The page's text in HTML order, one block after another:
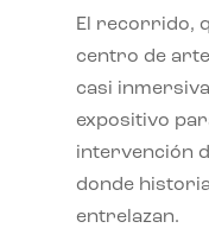
El recorrido,
centro de
casi
expositivo
intervención
donde
entrelazan.